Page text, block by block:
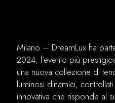
Milano – DreamLux ha
2024, l’evento più
una nuova collezione di
luminosi dinamici,
innovativa che risponde al